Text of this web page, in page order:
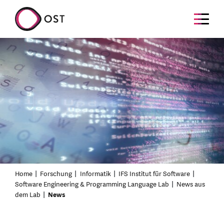
Home Forschung Informatik
IFS Institut für Software
Software Engineering & Programming Language Lab
News aus
dem Lab
News